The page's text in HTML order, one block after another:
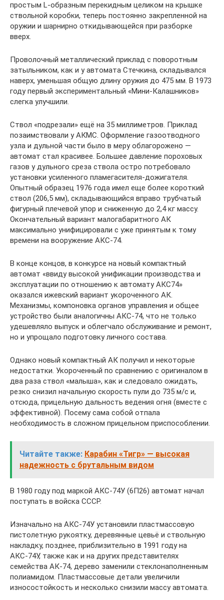
простым L-образным перекидным целиком на крышке
ствольной коробки, теперь постоянно закрепленной на
оружии и шарнирно откидывающейся при разборке
вверх.
Проволочный металлический приклад с поворотным
затыльником, как и у автомата Стечкина, складывался
наверх, уменьшая общую длину оружия до 475 мм. В 1973
году первый экспериментальный «Мини-Калашников»
слегка улучшили.
Ствол «подрезали» ещё на 35 миллиметров. Приклад
позаимствовали у АКМС. Оформление газоотводного
узла и дульной части было в меру облагорожено —
автомат стал красивее. Большее давление пороховых
газов у дульного среза ствола остро потребовало
установки усиленного пламегасителя-дожигателя.
Опытный образец 1976 года имел еще более короткий
ствол (206,5 мм), складывающийся вправо трубчатый
фигурный плечевой упор и сниженную до 2,4 кг массу.
Окончательный вариант малогабаритного АК
максимально унифицировали с уже принятым к тому
времени на вооружение АКС-74.
В конце концов, в конкурсе на новый компактный
автомат «ввиду высокой унификации производства и
эксплуатации по отношению к автомату АКС74»
оказался ижевский вариант укороченного АК.
Механизмы, компоновка органов управления и общее
устройство были аналогичны АКС-74, что не только
удешевляло выпуск и облегчало обслуживание и ремонт,
но и упрощало подготовку личного состава.
Однако новый компактный АК получил и некоторые
недостатки. Укороченный по сравнению с оригиналом в
два раза ствол «малыша», как и следовало ожидать,
резко снизил начальную скорость пули до 735 м/с и,
отсюда, прицельную дальность ведения огня (вместе с
эффективной). Посему сама собой отпала
необходимость в сложном прицельном приспособлении.
Читайте также: Карабин «Тигр» — высокая
надежность с брутальным видом
В 1980 году под маркой АКС-74У (6П26) автомат начал
поступать в войска СССР.
Изначально на АКС-74У установили пластмассовую
пистолетную рукоятку, деревянные цевьё и ствольную
накладку, позднее, приблизительно в 1991 году на
АКС-74У, также как и на других представителях
семейства АК-74, дерево заменили стеклонаполненным
полиамидом. Пластмассовые детали увеличили
износостойкость и несколько снизили массу автомата.